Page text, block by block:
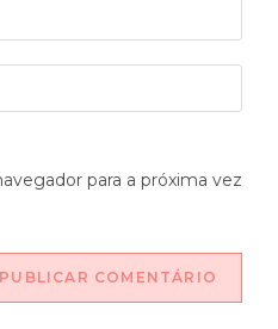
para a próxima vez